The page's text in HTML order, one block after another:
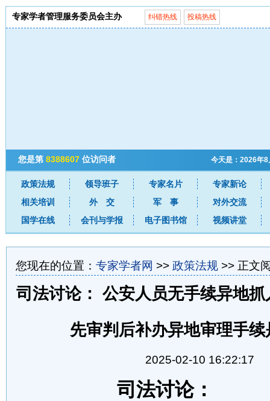
专家学者管理服务委员会主办 纠错热线 投稿热线
您是第 8388607 位访问者 今天是：2026年
政策法规 领导班子 专家名片
专家新论
相关培训
外 交 军 事
对外交流
国学在线
会刊与学报 电子图书馆 视频讲堂
您现在的位置： 专家学者网 >> 政策法规 >> 正文
司法讨论： 公安人员无手续异地
先审判后补办异地审理手续
2025-02-10 16:22:17
司法讨论：